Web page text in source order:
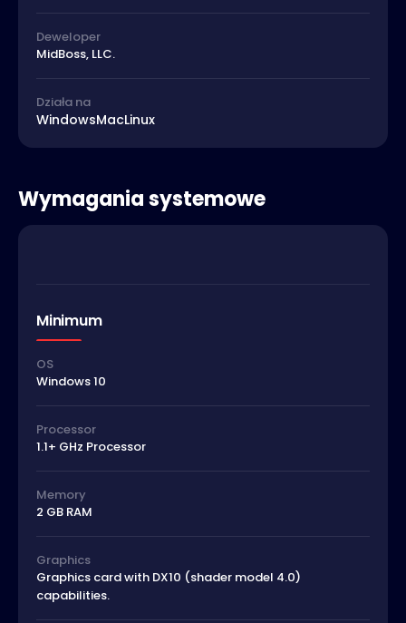
Deweloper
MidBoss, LLC.
Działa na
WindowsMacLinux
Wymagania systemowe
Minimum
OS
Windows 10
Processor
1.1+ GHz Processor
Memory
2 GB RAM
Graphics
Graphics card with DX10 (shader model 4.0)
capabilities.